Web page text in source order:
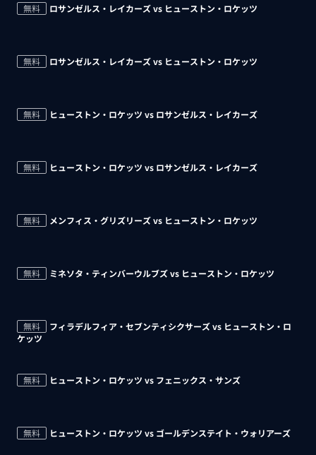
無料 ロサンゼルス・レイカーズ vs ヒューストン・ロケッツ
無料 ロサンゼルス・レイカーズ vs ヒューストン・ロケッツ
無料 ヒューストン・ロケッツ vs ロサンゼルス・レイカーズ
無料 ヒューストン・ロケッツ vs ロサンゼルス・レイカーズ
無料 メンフィス・グリズリーズ vs ヒューストン・ロケッツ
無料 ミネソタ・ティンバーウルブズ vs ヒューストン・ロケッツ
無料
フィラデルフィア・セブンティシクサーズ vs ヒューストン・ロ
ケッツ
無料 ヒューストン・ロケッツ vs フェニックス・サンズ
無料 ヒューストン・ロケッツ vs ゴールデンステイト・ウォリアーズ